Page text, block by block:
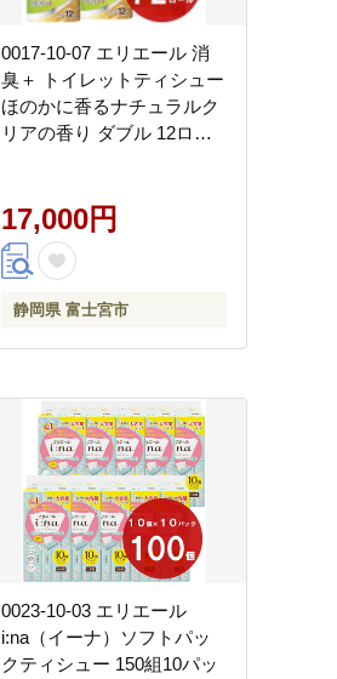
0017-10-07 エリエール 消
臭＋ トイレットティシュー
ほのかに香るナチュラルク
リアの香り ダブル 12ロー
パルプ100％ 消臭 防臭 日用
品 消耗品 備蓄
17,000円
静岡県 富士宮市
0023-10-03 エリエール
i:na（イーナ）ソフトパッ
クティシュー 150組10パッ